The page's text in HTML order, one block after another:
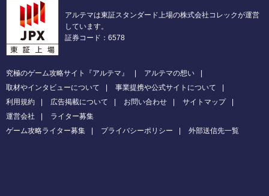
アルテマは東証スタンダード上場の株式会社コレックが運営
しています。
証券コード：6578
究極のゲーム攻略サイト『アルテマ』
アルテマの想い
取材やインタビューについて
事業提携や公式サイトについて
利用規約
広告掲載について お問い合わせ
サイトマップ
運営会社
ライター募集
ゲーム攻略ライター募集
プライバシーポリシー 外部送信先一覧